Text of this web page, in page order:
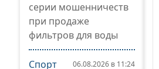
серии мошенничеств
при продаже
фильтров для воды
Спорт 06.08.2026 в 11:24